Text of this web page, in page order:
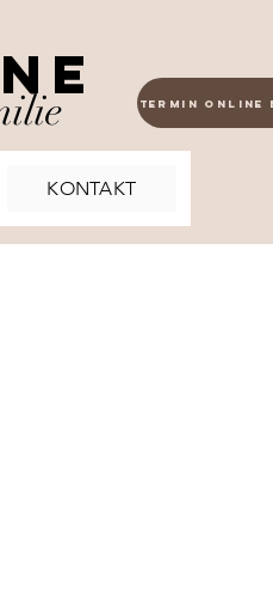
Termin online
KONTAKT